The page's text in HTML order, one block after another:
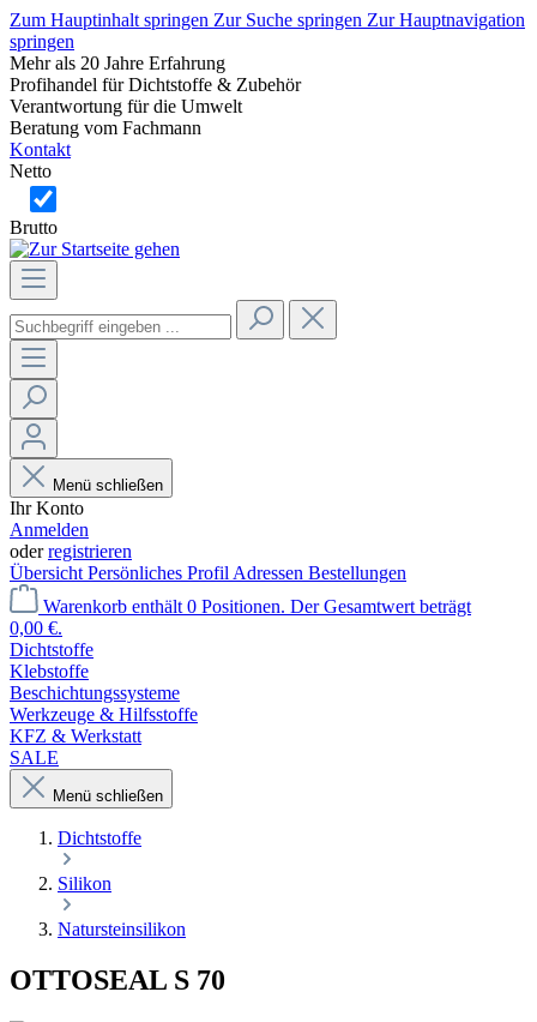
Zum Hauptinhalt springen Zur Suche springen Zur Hauptnavigation
springen
Mehr als 20 Jahre Erfahrung
Profihandel für Dichtstoffe & Zubehör
Verantwortung für die Umwelt
Beratung vom Fachmann
Kontakt
Netto
Brutto
Menü schließen
Ihr Konto
Anmelden
oderregistrieren
Übersicht Persönliches Profil Adressen Bestellungen
Warenkorb enthält 0 Positionen. Der Gesamtwert beträgt
0,00 €.
Dichtstoffe
Klebstoffe
Beschichtungssysteme
Werkzeuge & Hilfsstoffe
KFZ & Werkstatt
SALE
Menü schließen
Dichtstoffe
Silikon
Natursteinsilikon
OTTOSEAL S 70